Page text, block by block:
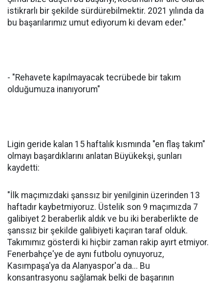
istikrarlı bir şekilde sürdürebilmektir. 2021 yılında da
bu başarılarımız umut ediyorum ki devam eder."
- "Rehavete kapılmayacak tecrübede bir takım
olduğumuza inanıyorum"
Ligin geride kalan 15 haftalık kısmında "en flaş takım"
olmayı başardıklarını anlatan Büyükekşi, şunları
kaydetti:
"İlk maçımızdaki şanssız bir yenilginin üzerinden 13
haftadır kaybetmiyoruz. Üstelik son 9 maçımızda 7
galibiyet 2 beraberlik aldık ve bu iki beraberlikte de
şanssız bir şekilde galibiyeti kaçıran taraf olduk.
Takımımız gösterdi ki hiçbir zaman rakip ayırt etmiyor.
Fenerbahçe'ye de aynı futbolu oynuyoruz,
Kasımpaşa'ya da Alanyaspor'a da... Bu
konsantrasyonu sağlamak belki de başarının